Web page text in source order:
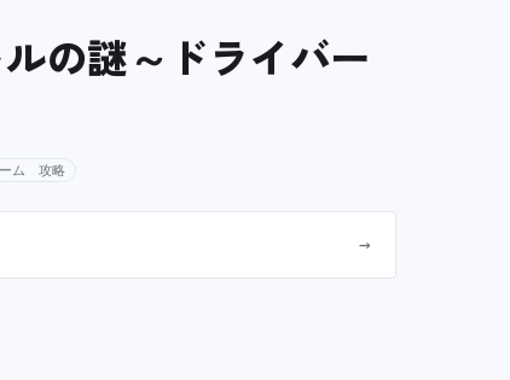
の謎～ドライバー
ム 攻略
→